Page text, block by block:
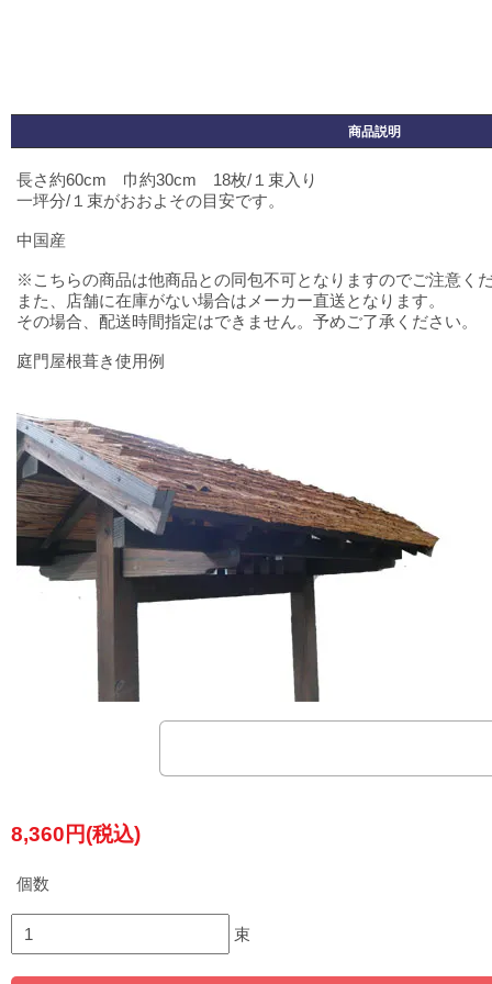
商品説明
長さ約60cm 巾約30cm 18枚/１束入り
一坪分/１束がおおよその目安です。
中国産
※こちらの商品は他商品との同包不可となりますのでご注意く
また、店舗に在庫がない場合はメーカー直送となります。
その場合、配送時間指定はできません。予めご了承ください。
庭門屋根葺き使用例
8,360円(税込)
個数
束